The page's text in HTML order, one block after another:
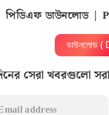
পিডিএফ ডাউনলোড |
ডাউনলোড
সেরা খবরগুলো